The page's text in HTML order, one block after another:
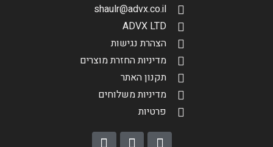
shaulr@advx.co.il
ADVX LTD
הצהרת נגישות
מדיניות החזרת מוצרים
תקנון האתר
מדיניות משלוחים
פרטיות
הגדר סוג האופנוע שלך